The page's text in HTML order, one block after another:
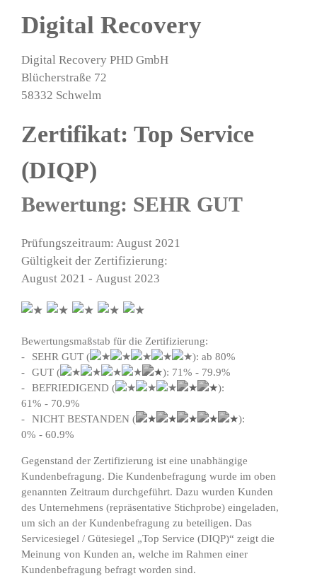
Digital Recovery
Digital Recovery PHD GmbH
Blücherstraße 72
58332 Schwelm
Zertifikat: Top Service
(DIQP)
Bewertung: SEHR GUT
Prüfungszeitraum: August 2021
Gültigkeit der Zertifizierung:
August 2021 - August 2023
Bewertungsmaßstab für die Zertifizierung:
SEHR GUT (
): ab 80%
GUT (
): 71% - 79.9%
BEFRIEDIGEND (
):
61% - 70.9%
NICHT BESTANDEN (
):
0% - 60.9%
Gegenstand der Zertifizierung ist eine unabhängige
Kundenbefragung. Die Kundenbefragung wurde im oben
genannten Zeitraum durchgeführt. Dazu wurden Kunden
des Unternehmens (repräsentative Stichprobe) eingeladen,
um sich an der Kundenbefragung zu beteiligen. Das
Servicesiegel / Gütesiegel „Top Service (DIQP)“ zeigt die
Meinung von Kunden an, welche im Rahmen einer
Kundenbefragung befragt worden sind.